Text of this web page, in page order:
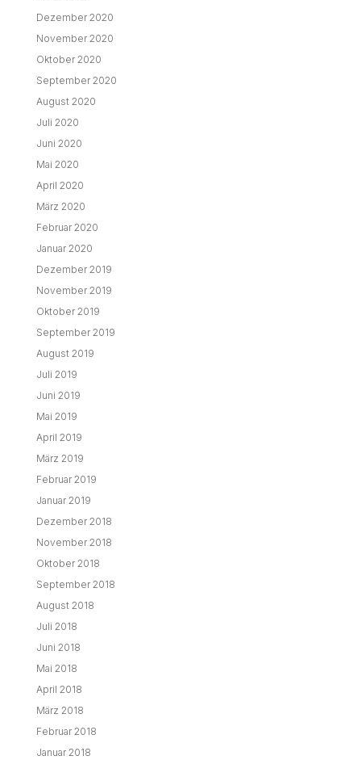
Dezember 2020
November 2020
Oktober 2020
September 2020
August 2020
Juli 2020
Juni 2020
Mai 2020
April 2020
März 2020
Februar 2020
Januar 2020
Dezember 2019
November 2019
Oktober 2019
September 2019
August 2019
Juli 2019
Juni 2019
Mai 2019
April 2019
März 2019
Februar 2019
Januar 2019
Dezember 2018
November 2018
Oktober 2018
September 2018
August 2018
Juli 2018
Juni 2018
Mai 2018
April 2018
März 2018
Februar 2018
Januar 2018